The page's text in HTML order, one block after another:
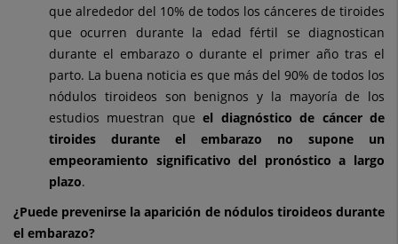
que alrededor del 10% de todos los cánceres de tiroides
que ocurren durante la edad fértil se diagnostican
durante el embarazo o durante el primer año tras el
parto. La buena noticia es que más del 90% de todos los
nódulos tiroideos son benignos y la mayoría de los
estudios muestran queel diagnóstico de cáncer de
tiroides durante el embarazo no supone un
empeoramiento significativo del pronóstico a largo
plazo.
¿Puede prevenirse la aparición de nódulos tiroideos durante
el embarazo?